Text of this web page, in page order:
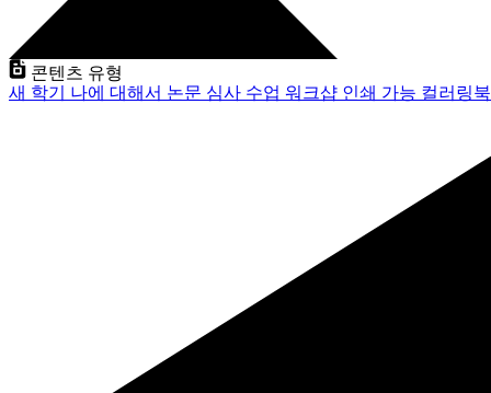
콘텐츠 유형
새 학기 나에 대해서 논문 심사 수업 워크샵 인쇄 가능 컬러링북